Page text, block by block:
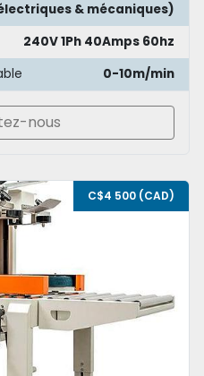
& mécaniques)
240V 1Ph 40Amps 60hz
0-10m/min
nous
C$4 500 (CAD)